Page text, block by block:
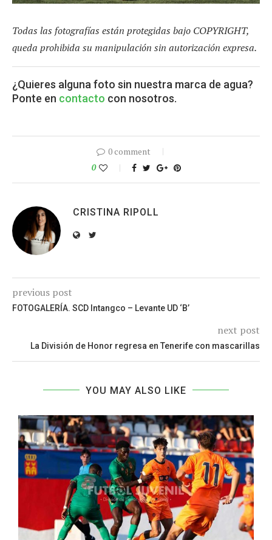
Todas las fotografías están protegidas bajo COPYRIGHT,
queda prohibida su manipulación sin autorización expresa.
¿Quieres alguna foto sin nuestra marca de agua?
Ponte en contacto con nosotros.
0 comment
0
CRISTINA RIPOLL
previous post
FOTOGALERÍA. SCD Intangco – Levante UD ‘B’
next post
La División de Honor regresa en Tenerife con mascarillas
YOU MAY ALSO LIKE